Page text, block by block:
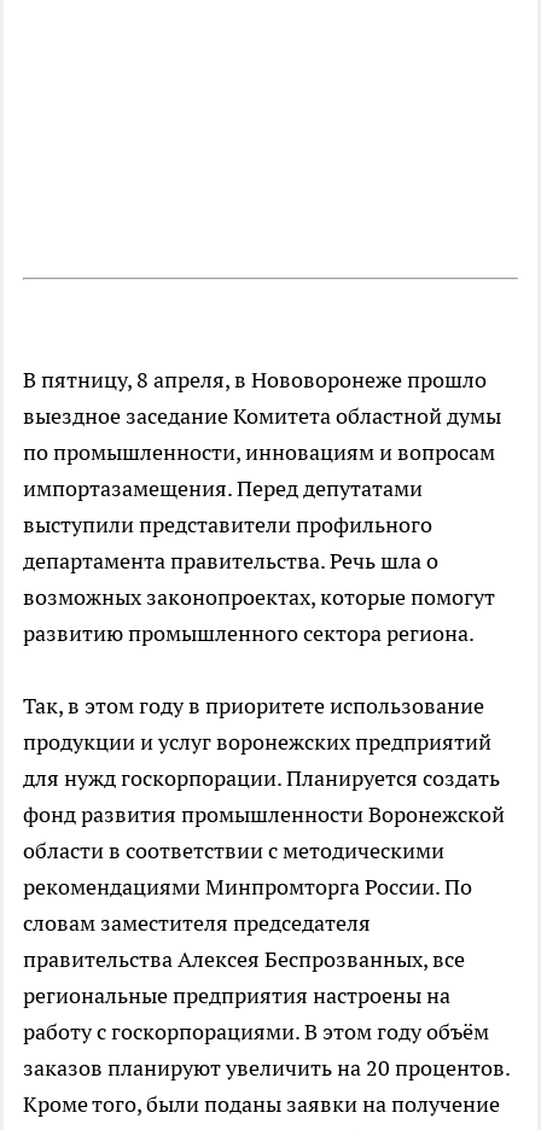
В пятницу, 8 апреля, в Нововоронеже прошло
выездное заседание Комитета областной думы
по промышленности, инновациям и вопросам
импортазамещения. Перед депутатами
выступили представители профильного
департамента правительства. Речь шла о
возможных законопроектах, которые помогут
развитию промышленного сектора региона.
Так, в этом году в приоритете использование
продукции и услуг воронежских предприятий
для нужд госкорпорации. Планируется создать
фонд развития промышленности Воронежской
области в соответствии с методическими
рекомендациями Минпромторга России. По
словам заместителя председателя
правительства Алексея Беспрозванных, все
региональные предприятия настроены на
работу с госкорпорациями. В этом году объём
заказов планируют увеличить на 20 процентов.
Кроме того, были поданы заявки на получение